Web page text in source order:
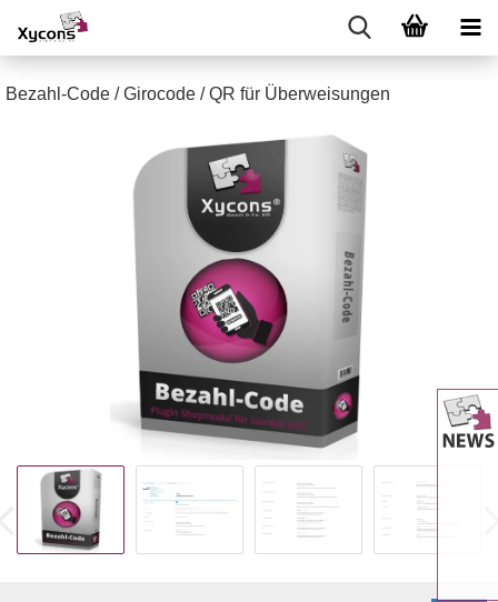
Bezahl-Code / Girocode / QR für Überweisungen